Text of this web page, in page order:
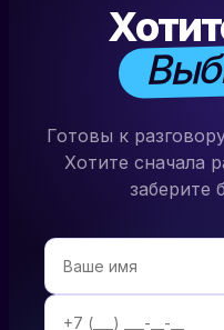
Готовы к
Хотите сначала
заберите